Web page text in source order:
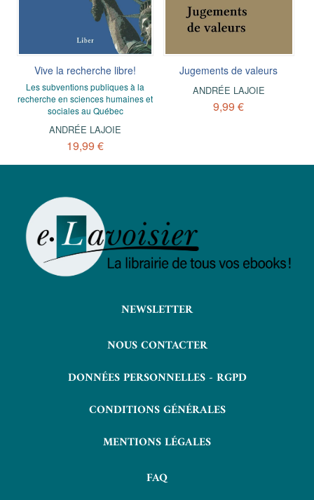
Vive la recherche libre!
Les subventions publiques à la
recherche en sciences humaines et
sociales au Québec
ANDRÉE LAJOIE
19,99 €
Jugements de valeurs
ANDRÉE LAJOIE
9,99 €
NEWSLETTER
NOUS CONTACTER
DONNÉES PERSONNELLES - RGPD
CONDITIONS GÉNÉRALES
MENTIONS LÉGALES
FAQ